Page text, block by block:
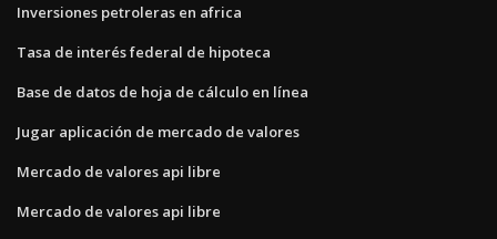
Inversiones petroleras en africa
Tasa de interés federal de hipoteca
Base de datos de hoja de cálculo en línea
Jugar aplicación de mercado de valores
Mercado de valores api libre
Mercado de valores api libre